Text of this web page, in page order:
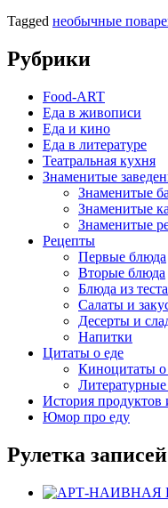
Tagged необычные
Рубрики
Food-ART
Еда в живописи
Еда и кино
Еда в литературе
Театральная кухня
Знаменитые
Знаменитые
Знаменитые
Знаменитые
Рецепты
Первые блюда
Вторые блюда
Блюда из теста
Салаты и
Десерты и
Напитки
Цитаты о еде
Киноцитаты о
История продуктов
Юмор про еду
Рулетка записей